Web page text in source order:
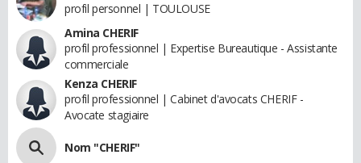
profil personnel | TOULOUSE
Amina CHERIF
profil professionnel | Expertise Bureautique - Assistante
commerciale
Kenza CHERIF
profil professionnel | Cabinet d'avocats CHERIF -
Avocate stagiaire
Nom "CHERIF"